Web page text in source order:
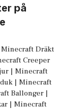
på
Minecraft Dräkt
Creeper
| Minecraft
| Minecraft
Ballonger |
| Minecraft